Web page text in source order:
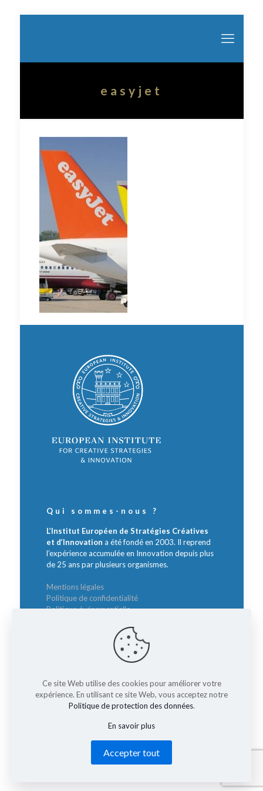
easyjet
Qui sommes-nous ?
L’Institut Européen de Stratégies Créatives
et d’Innovation a été fondé en 2003. Il reprend
l’expérience accumulée en Innovation depuis plus
de 25 ans par plusieurs organismes.
Mentions légales
Politique de confidentialité
Politique événementielle
Sylvie BORZAKIAN
Directrice Générale
borzakian@institut-innovation.com
© 2026 Rencontre Nationale des Directeurs de
l'Innovation. All Rights Reserved.Muffin group
Ce site Web utilise des cookies pour améliorer votre
expérience. En utilisant ce site Web, vous acceptez notre
Politique de protection des données.
En savoir plus
Accepter tout